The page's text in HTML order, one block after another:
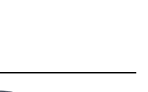
품고 싶을 만큼
간 속, 초월적
덟 점의 시계와